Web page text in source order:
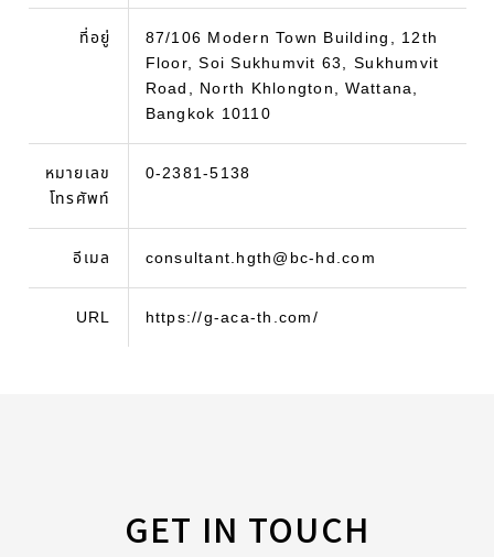
ที่อยู่
87/106 Modern Town Building, 12th
Floor, Soi Sukhumvit 63, Sukhumvit
Road, North Khlongton, Wattana,
Bangkok 10110
หมายเลข
โทรศัพท์
0-2381-5138
อีเมล consultant.hgth@bc-hd.com
URL https://g-aca-th.com/